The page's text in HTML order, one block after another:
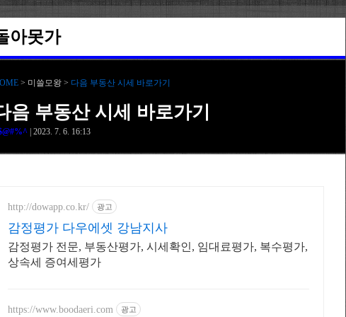
아못가
> 미쓸모왕 > 다음 부동산 시세 바로가기
음 부동산 시세 바로가기
| 2023. 7. 6. 16:13
http://dowapp.co.kr/ 광고
감정평가 다우에셋 강남지사
감정평가 전문, 부동산평가, 시세확인, 임대료평가, 복수평가,
상속세 증여세평가
https://www.boodaeri.com 광고